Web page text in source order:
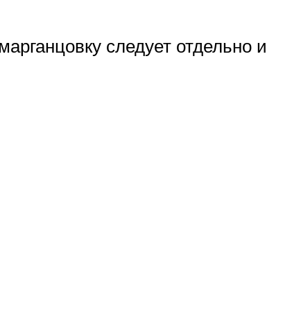
следует отдельно и